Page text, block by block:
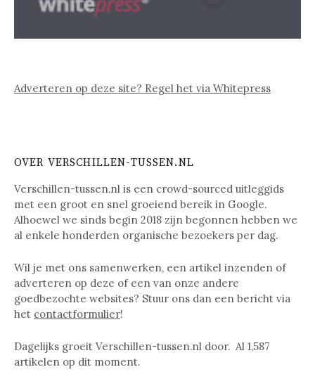
Adverteren op deze site? Regel het via Whitepress
OVER VERSCHILLEN-TUSSEN.NL
Verschillen-tussen.nl is een crowd-sourced uitleggids
met een groot en snel groeiend bereik in Google.
Alhoewel we sinds begin 2018 zijn begonnen hebben we
al enkele honderden organische bezoekers per dag.
Wil je met ons samenwerken, een artikel inzenden of
adverteren op deze of een van onze andere
goedbezochte websites? Stuur ons dan een bericht via
het contactformulier!
Dagelijks groeit Verschillen-tussen.nl door. Al 1,587
artikelen op dit moment.